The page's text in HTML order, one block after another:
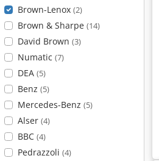
Brown-Lenox (2)
Brown & Sharpe (14)
David Brown (3)
Numatic (7)
DEA (5)
Benz (5)
Mercedes-Benz (5)
Alser (4)
BBC (4)
Pedrazzoli (4)